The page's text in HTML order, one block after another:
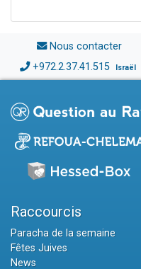
Nous contacter
+972.2.37.41.515 Israël
Raccourcis
Paracha de la semaine
Fêtes Juives
News